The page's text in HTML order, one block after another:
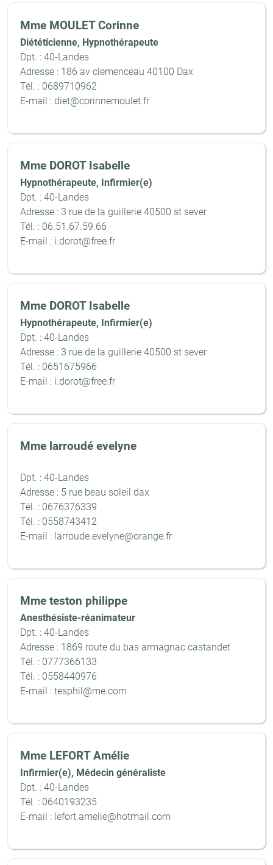
Mme MOULET Corinne
Diététicienne, Hypnothérapeute
Dpt. : 40-Landes
Adresse : 186 av clemenceau 40100 Dax
Tél. : 0689710962
E-mail : diet@corinnemoulet.fr
Mme DOROT Isabelle
Hypnothérapeute, Infirmier(e)
Dpt. : 40-Landes
Adresse : 3 rue de la guillerie 40500 st sever
Tél. : 06.51.67.59.66
E-mail : i.dorot@free.fr
Mme DOROT Isabelle
Hypnothérapeute, Infirmier(e)
Dpt. : 40-Landes
Adresse : 3 rue de la guillerie 40500 st sever
Tél. : 0651675966
E-mail : i.dorot@free.fr
Mme larroudé evelyne
Dpt. : 40-Landes
Adresse : 5 rue beau soleil dax
Tél. : 0676376339
Tél. : 0558743412
E-mail : larroude.evelyne@orange.fr
Mme teston philippe
Anesthésiste-réanimateur
Dpt. : 40-Landes
Adresse : 1869 route du bas armagnac castandet
Tél. : 0777366133
Tél. : 0558440976
E-mail : tesphil@me.com
Mme LEFORT Amélie
Infirmier(e), Médecin généraliste
Dpt. : 40-Landes
Tél. : 0640193235
E-mail : lefort.amelie@hotmail.com